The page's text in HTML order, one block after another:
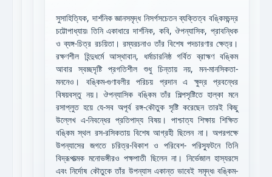
সুসাহিত্যিক, দার্শনিক জ্ঞানসমৃদ্ধ নিসর্গসচেতন ব্যক্তিত্ব বঙ্কিমচন্দ্র
চট্টোপাধ্যায়৷ তিনি একাধারে দার্শনিক, কবি, ঔপন্যাসিক, প্রাবন্ধিক
ও ব্যঙ্গ-চিত্র রচয়িতা। রম্যরচনাও তাঁর বিশেষ পদচারণার ক্ষেত্র।
রক্ষণশীল হিন্দুধর্মে আস্থাবান, ধর্মাচারনিষ্ঠ গর্বিত ব্রাহ্মণ বঙ্কিম
আবার স্বচ্ছদৃষ্টি প্রগতিশীল শুধু চিন্তায় নয়, মন-মানসিকতা-
মননেও। বঙ্কিম-গুণাবলীর পরিচয় প্রদান এ ক্ষুদ্র প্রবন্ধের
বিষয়বস্তু নয়। ঔপন্যাসিক বঙ্কিম তাঁর শিল্পসৃষ্টিতে হাল্কা মনে
রসাপ্লুত হয়ে যে-সব অপূর্ব রঙ্গ-কৌতুক সৃষ্টি করেছেন তারই কিছু
উল্লেখ এ-নিবন্ধের প্রতিপাদ্য বিষয়। পাশ্চাত্য শিক্ষায় শিক্ষিত
বঙ্কিম স্থল রস-রসিকতায় বিশেষ আগ্রহী ছিলেন না। অপরপক্ষে
উপন্যাসের জগতে চরিত্র-বিকাশ ও পরিবেশ- পরিস্ফুটনে তিনি
বিদ্রূপাত্মক মনোভঙ্গীরও পক্ষপাতী ছিলেন না। নির্ভেজাল হাস্যরসে
এবং নির্দোষ কৌতুকে তাঁর উপন্যাস একান্ত ভাবেই সমৃদ্ধ৷ বঙ্কিম-